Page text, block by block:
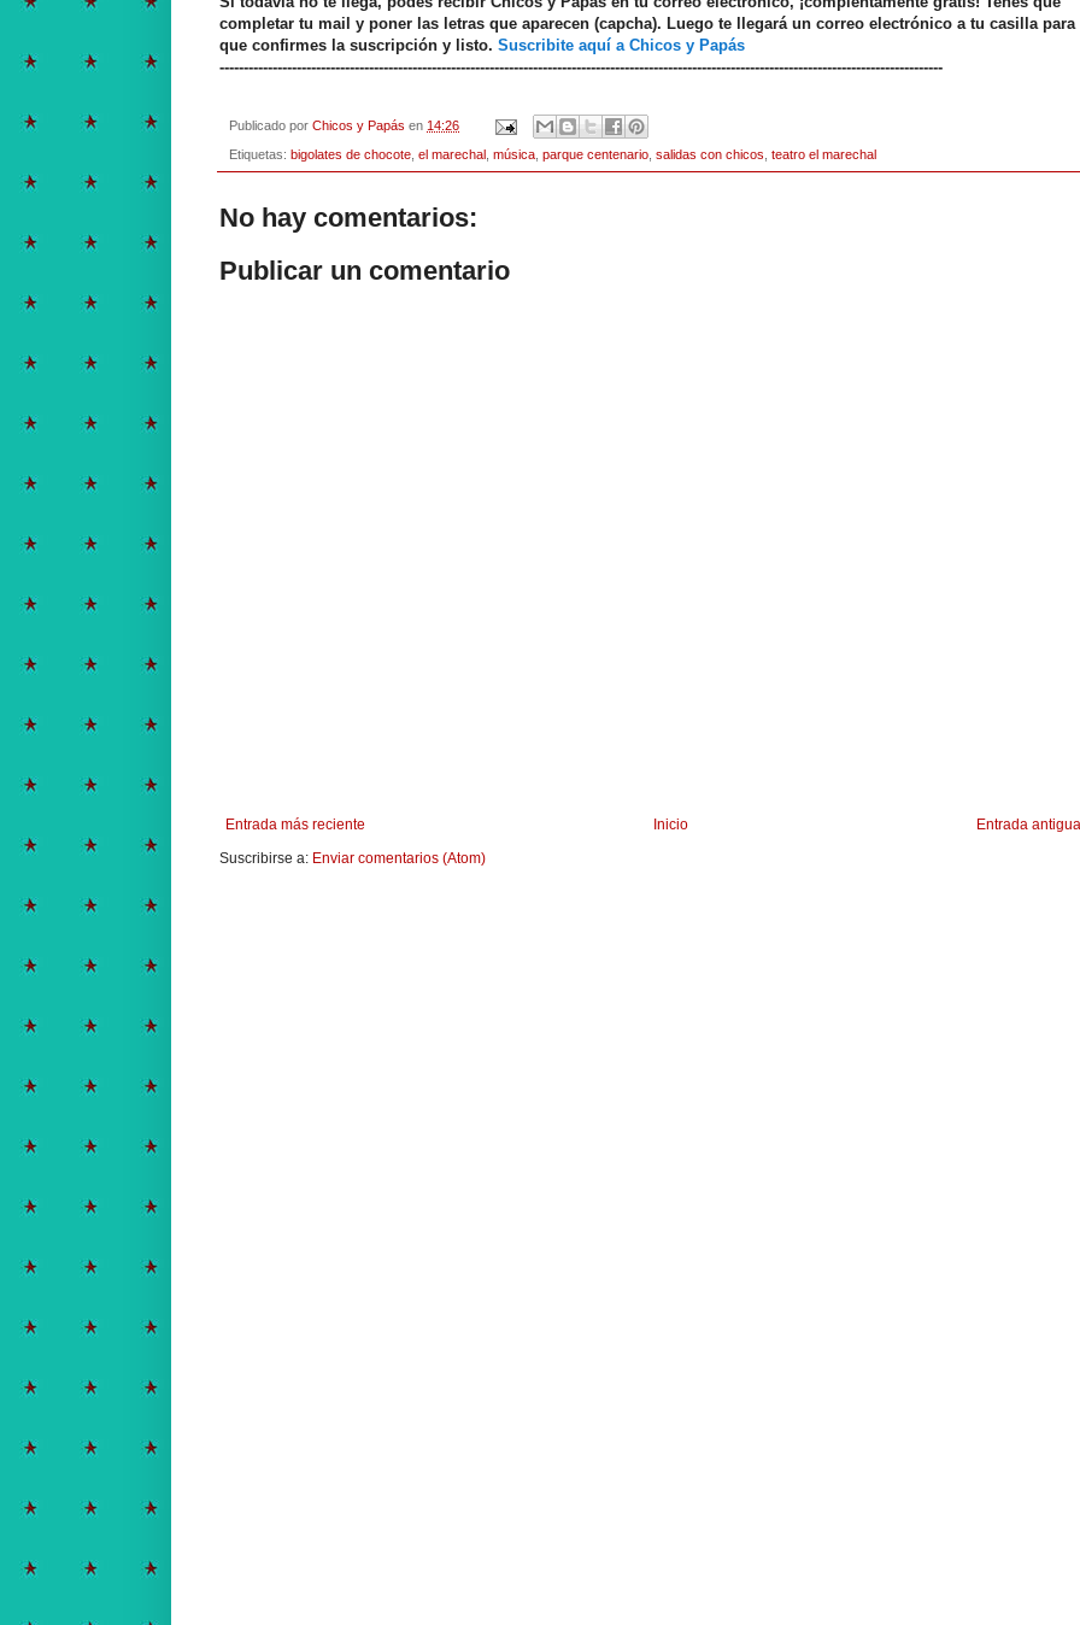
completar tu mail y poner las letras que aparecen (capcha). Luego te llegará un correo electrónico a tu casilla para
que confirmes la suscripción y listo. Suscribite aquí a Chicos y Papás
------------------------------------------------------------------------------------------------------------------------------------------------------
Publicado por Chicos y Papás en 14:26
Etiquetas: bigolates de chocote el marechal música parque centenario salidas con chicos teatro el marechal
No hay comentarios:
Publicar un comentario
Entrada más reciente Entrada antigua
Inicio
Suscribirse a: Enviar comentarios (Atom)